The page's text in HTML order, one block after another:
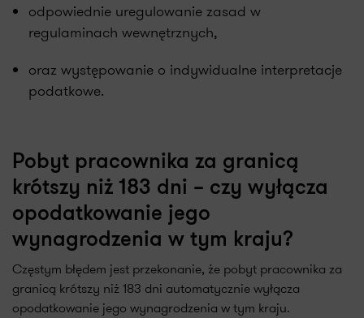
odpowiednie uregulowanie zasad w
regulaminach wewnętrznych,
oraz występowanie o indywidualne interpretacje
podatkowe.
Pobyt pracownika za granicą
krótszy niż 183 dni – czy wyłącza
opodatkowanie jego
wynagrodzenia w tym kraju?
Częstym błędem jest przekonanie, że pobyt pracownika za
granicą krótszy niż 183 dni automatycznie wyłącza
opodatkowanie jego wynagrodzenia w tym kraju.